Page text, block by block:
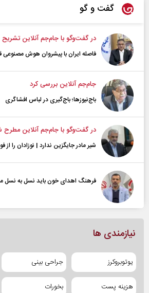
گفت و گو
در گفت‌و‌گو با جام‌جم آنلاین
فاصله ایران با پیشرو‌ان هوش مصنوعی
جام‌جم آنلاین بررسی کرد
باج‌نیوزها؛ باج‌گیری در لباس افشاگری
در گفت‌و‌گو با جام‌جم آنلاین
شیر مادر جایگزین ندارد | نوزادان را از
فرهنگ اهدای خون باید نسل به نسل
نیازمندی ها
یوتوبروکرز جراحی بینی
هزینه پست بخورات